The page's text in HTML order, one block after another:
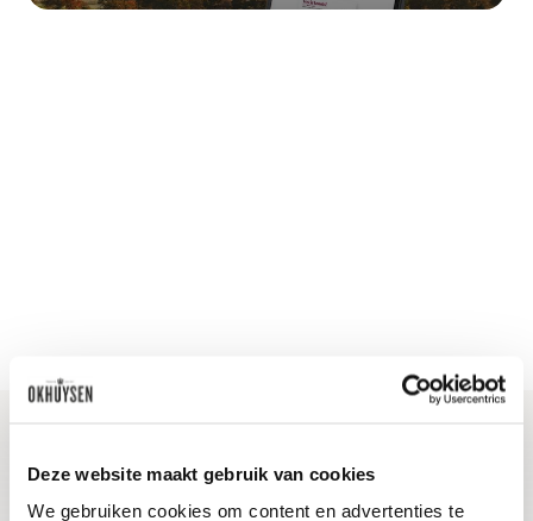
Deze website maakt gebruik van cookies
We gebruiken cookies om content en advertenties te
Blijf op de hoogte
Ontvang het laatste wijnnieuws, proeverijen en